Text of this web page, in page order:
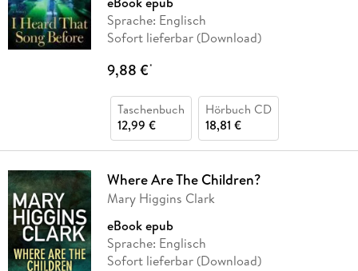
Sprache: Englisch
Sofort lieferbar (Download)
9,88 €*
Taschenbuch
12,99 €
Hörbuch CD
18,81 €
Where Are The Children?
Mary Higgins Clark
eBook epub
Sprache: Englisch
Sofort lieferbar (Download)